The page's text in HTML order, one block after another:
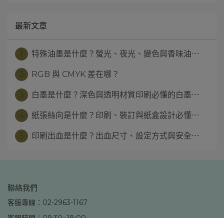
最新文章
特殊油墨是什麼？螢光、夜光、變色與香味油⋯
RGB 與 CMYK 差在哪？
白墨是什麼？深色與透明材質印刷必懂的白墨⋯
紙張絲向是什麼？印刷、裝訂與紙盒設計必懂⋯
印刷出血是什麼？出血尺寸、設定方式與安全⋯
聯絡我們
客服專線：02-2963-1167